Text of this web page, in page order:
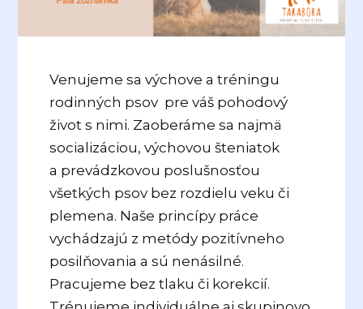
Venujeme sa výchove a tréningu
rodinných psov pre váš pohodový
život s nimi. Zaoberáme sa najmä
socializáciou, výchovou šteniatok
a prevádzkovou poslušnosťou
všetkých psov bez rozdielu veku či
plemena. Naše princípy práce
vychádzajú z metódy pozitívneho
posilňovania a sú nenásilné.
Pracujeme bez tlaku či korekcií.